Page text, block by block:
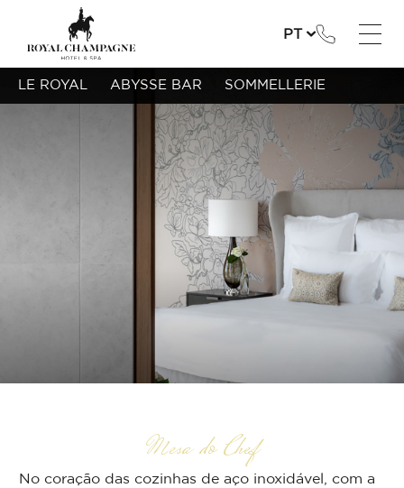
PT
Mesa do Chef
No coração das cozinhas de aço inoxidável, com a
LE ROYAL ABYSSE BAR SOMMELLERIE